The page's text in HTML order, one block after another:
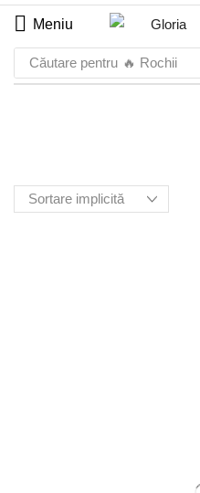
Meniu
Căutare pentru 🔥 Rochii